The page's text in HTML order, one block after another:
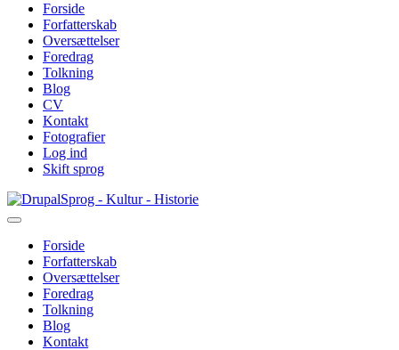
Forside
Forfatterskab
Oversættelser
Foredrag
Tolkning
Blog
CV
Kontakt
Fotografier
Log ind
Skift sprog
Gå
til
Sprog - Kultur - Historie
Primær
navigation
Forside
Forfatterskab
Oversættelser
Foredrag
Tolkning
Blog
Kontakt